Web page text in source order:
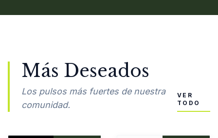
Más Deseados
Los pulsos más fuertes de nuestra
comunidad.
VER
TODO